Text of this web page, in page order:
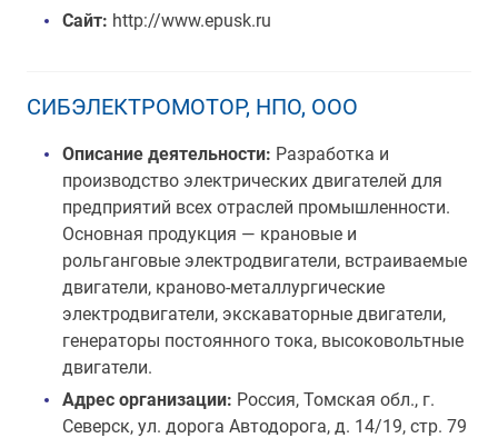
Сайт: http://www.epusk.ru
СИБЭЛЕКТРОМОТОР, НПО, ООО
Описание деятельности: Разработка и
производство электрических двигателей для
предприятий всех отраслей промышленности.
Основная продукция — крановые и
рольганговые электродвигатели, встраиваемые
двигатели, краново-металлургические
электродвигатели, экскаваторные двигатели,
генераторы постоянного тока, высоковольтные
двигатели.
Адрес организации: Россия, Томская обл., г.
Северск, ул. дорога Автодорога, д. 14/19, стр. 79